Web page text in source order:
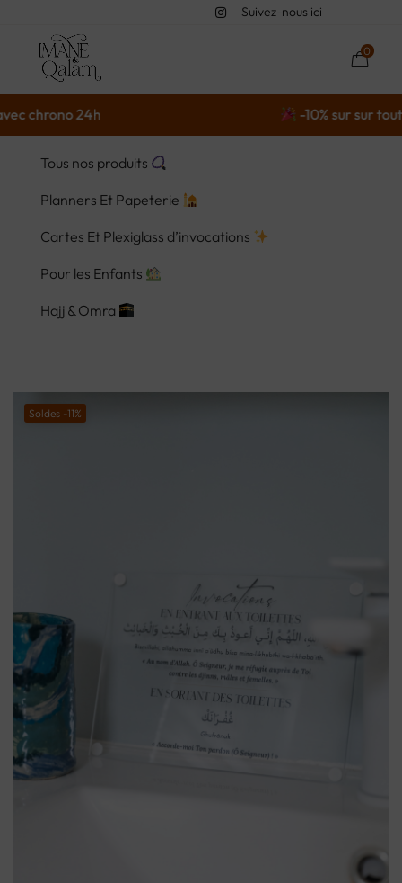
Suivez-nous ici
0
24h -10% sur sur tout*
Tous nos produits
Planners Et Papeterie
Cartes Et Plexiglass d’invocations
Pour les Enfants
Hajj & Omra
Soldes -11%